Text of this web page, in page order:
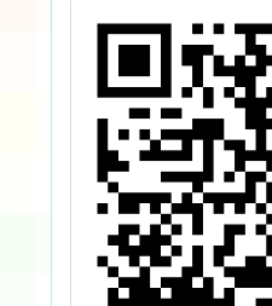
踐計畫」
睿師社群
成果發